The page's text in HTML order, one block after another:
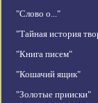
"Слово о..."
"Тайная история
"Книга писем"
"Кошачий ящик"
"Золотые прииски"